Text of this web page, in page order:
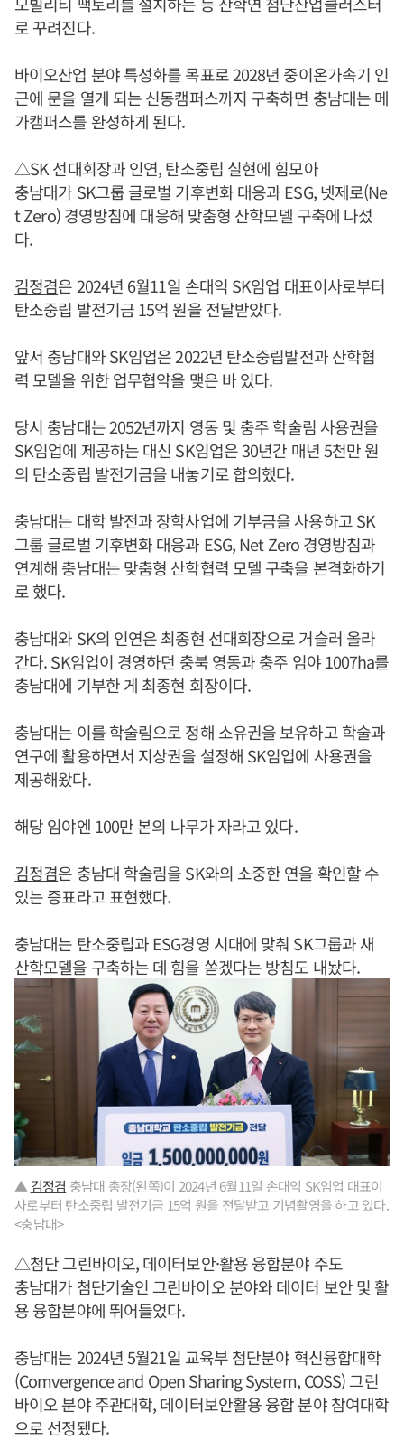
로 꾸려진다.
바이오산업 분야 특성화를 목표로 2028년 중이온가속기 인
근에 문을 열게 되는 신동캠퍼스까지 구축하면 충남대는 메
가캠퍼스를 완성하게 된다.
△SK 선대회장과 인연, 탄소중립 실현에 힘모아
충남대가 SK그룹 글로벌 기후변화 대응과 ESG, 넷제로(Ne
t Zero) 경영방침에 대응해 맞춤형 산학모델 구축에 나섰
다.
김정겸은 2024년 6월11일 손대익 SK임업 대표이사로부터
탄소중립 발전기금 15억 원을 전달받았다.
앞서 충남대와 SK임업은 2022년 탄소중립발전과 산학협
력 모델을 위한 업무협약을 맺은 바 있다.
당시 충남대는 2052년까지 영동 및 충주 학술림 사용권을
SK임업에 제공하는 대신 SK임업은 30년간 매년 5천만 원
의 탄소중립 발전기금을 내놓기로 합의했다.
충남대는 대학 발전과 장학사업에 기부금을 사용하고 SK
그룹 글로벌 기후변화 대응과 ESG, Net Zero 경영방침과
연계해 충남대는 맞춤형 산학협력 모델 구축을 본격화하기
로 했다.
충남대와 SK의 인연은 최종현 선대회장으로 거슬러 올라
간다. SK임업이 경영하던 충북 영동과 충주 임야 1007ha를
충남대에 기부한 게 최종현 회장이다.
충남대는 이를 학술림으로 정해 소유권을 보유하고 학술과
연구에 활용하면서 지상권을 설정해 SK임업에 사용권을
제공해왔다.
해당 임야엔 100만 본의 나무가 자라고 있다.
김정겸은 충남대 학술림을 SK와의 소중한 연을 확인할 수
있는 증표라고 표현했다.
충남대는 탄소중립과 ESG경영 시대에 맞춰 SK그룹과 새
산학모델을 구축하는 데 힘을 쏟겠다는 방침도 내놨다.
▲ 김정겸 충남대 총장(왼쪽)이 2024년 6월11일 손대익 SK임업 대표이
사로부터 탄소중립 발전기금 15억 원을 전달받고 기념촬영을 하고 있다.
<충남대>
△첨단 그린바이오, 데이터보안·활용 융합분야 주도
충남대가 첨단기술인 그린바이오 분야와 데이터 보안 및 활
용 융합분야에 뛰어들었다.
충남대는 2024년 5월21일 교육부 첨단분야 혁신융합대학
(Comvergence and Open Sharing System, COSS) 그린
바이오 분야 주관대학, 데이터보안활용 융합 분야 참여대학
으로 선정됐다.